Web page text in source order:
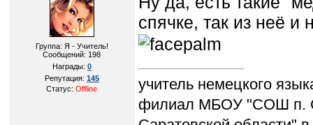
Группа: Я - Учитель!
Сообщений: 198
Награды: 0
Репутация: 145
Статус:Offline
спячке, так из неё и
учитель немецкого
филиал МБОУ "СОШ п.